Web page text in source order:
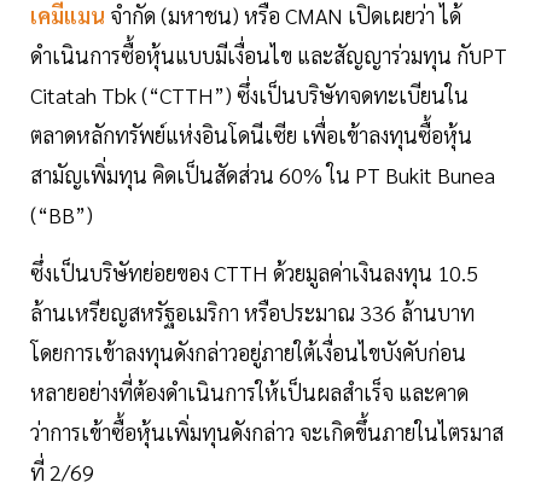
เคมีแมน จำกัด (มหาชน) หรือ CMAN เปิดเผยว่า ได้
ดำเนินการซื้อหุ้นแบบมีเงื่อนไข และสัญญาร่วมทุน กับPT
Citatah Tbk (“CTTH”) ซึ่งเป็นบริษัทจดทะเบียนใน
ตลาดหลักทรัพย์แห่งอินโดนีเซีย เพื่อเข้าลงทุนซื้อหุ้น
สามัญเพิ่มทุน คิดเป็นสัดส่วน 60% ใน PT Bukit Bunea
(“BB”)
ซึ่งเป็นบริษัทย่อยของ CTTH ด้วยมูลค่าเงินลงทุน 10.5
ล้านเหรียญสหรัฐอเมริกา หรือประมาณ 336 ล้านบาท
โดยการเข้าลงทุนดังกล่าวอยู่ภายใต้เงื่อนไขบังคับก่อน
หลายอย่างที่ต้องดำเนินการให้เป็นผลสำเร็จ และคาด
ว่าการเข้าซื้อหุ้นเพิ่มทุนดังกล่าว จะเกิดขึ้นภายในไตรมาส
ที่ 2/69